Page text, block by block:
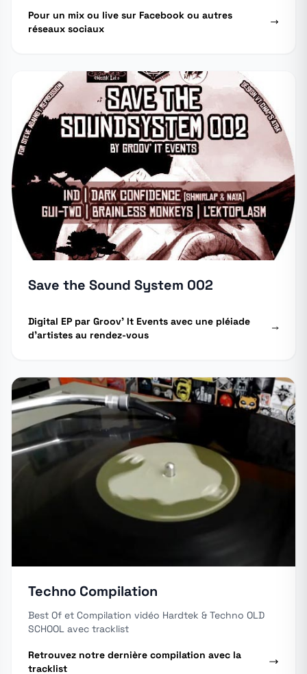
Pour un mix ou live sur Facebook ou autres
réseaux sociaux
Save the Sound System 002
Digital EP par Groov' It Events avec une pléiade
d'artistes au rendez-vous
Techno Compilation
Best Of et Compilation vidéo Hardtek & Techno OLD
SCHOOL avec tracklist
Retrouvez notre dernière compilation avec la
tracklist